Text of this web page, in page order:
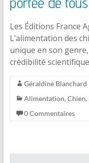
Les Éditions France
L’alimentation des
unique en son
crédibilité
Géraldine Blanchard
Alimentation, Chien,
0 Commentaires